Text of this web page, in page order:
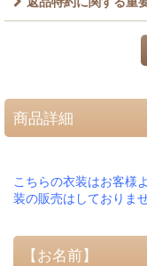
商品詳細
こちらの衣装はお客様
装の販売はしておりませ
【お名前】